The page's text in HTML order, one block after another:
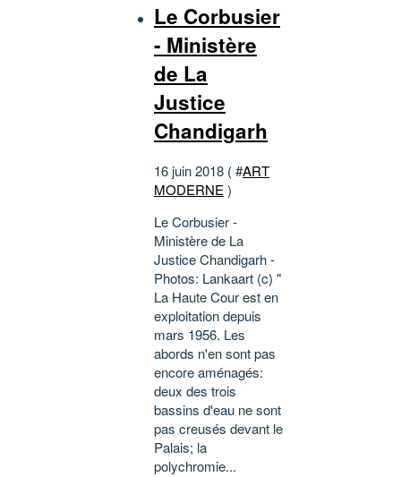
Le Corbusier
- Ministère
de La
Justice
Chandigarh
16 juin 2018 ( #ART
MODERNE)
Le Corbusier -
Ministère de La
Justice Chandigarh -
Photos: Lankaart (c) "
La Haute Cour est en
exploitation depuis
mars 1956. Les
abords n'en sont pas
encore aménagés:
deux des trois
bassins d'eau ne sont
pas creusés devant le
Palais; la
polychromie...